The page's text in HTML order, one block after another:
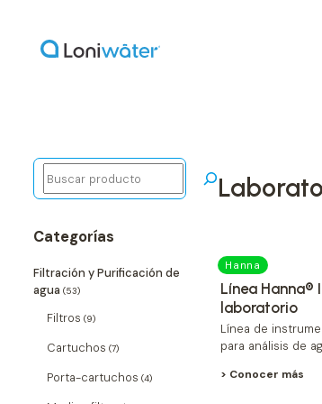
Buscar
Categorías
Filtración y Purificación de
agua (53)
Filtros (9)
Cartuchos (7)
Porta-cartuchos (4)
Hanna
Línea Hanna®
laboratorio
Línea de
para análisis de
> Conocer más